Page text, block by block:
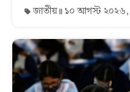
জাতীয় ১০ আগস্ট